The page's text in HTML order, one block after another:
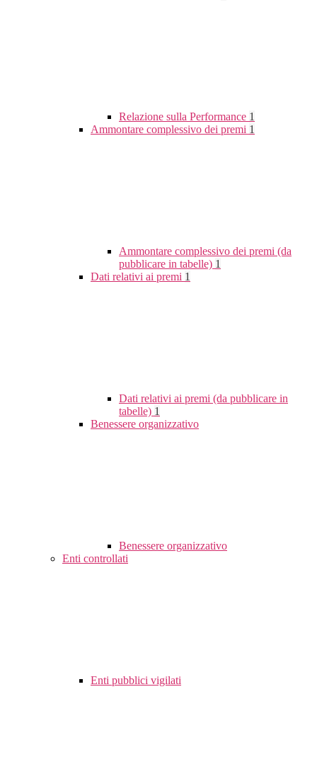
Relazione sulla Performance 1
Ammontare complessivo dei premi 1
Ammontare complessivo dei premi (da
pubblicare in tabelle) 1
Dati relativi ai premi 1
Dati relativi ai premi (da pubblicare in
tabelle) 1
Benessere organizzativo
Benessere organizzativo
Enti controllati
Enti pubblici vigilati